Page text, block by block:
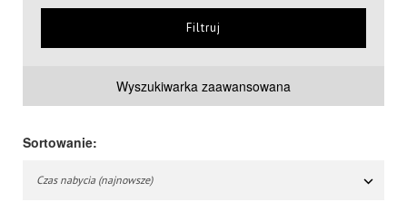
Filtruj
Wyszukiwarka zaawansowana
Sortowanie:
Czas nabycia (najnowsze)